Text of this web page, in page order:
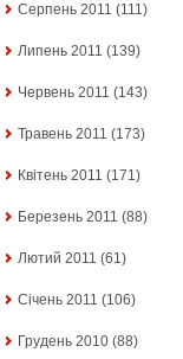
Серпень 2011 (111)
Липень 2011 (139)
Червень 2011 (143)
Травень 2011 (173)
Квітень 2011 (171)
Березень 2011 (88)
Лютий 2011 (61)
Січень 2011 (106)
Грудень 2010 (88)